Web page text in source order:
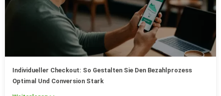
Individueller Checkout: So Gestalten Sie Den Bezahlprozess
Optimal Und Conversion Stark